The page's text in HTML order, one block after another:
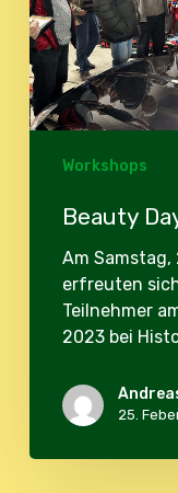
Workshops
Beauty
Am
erfreuten
Teilnehmer
2023 bei
25.